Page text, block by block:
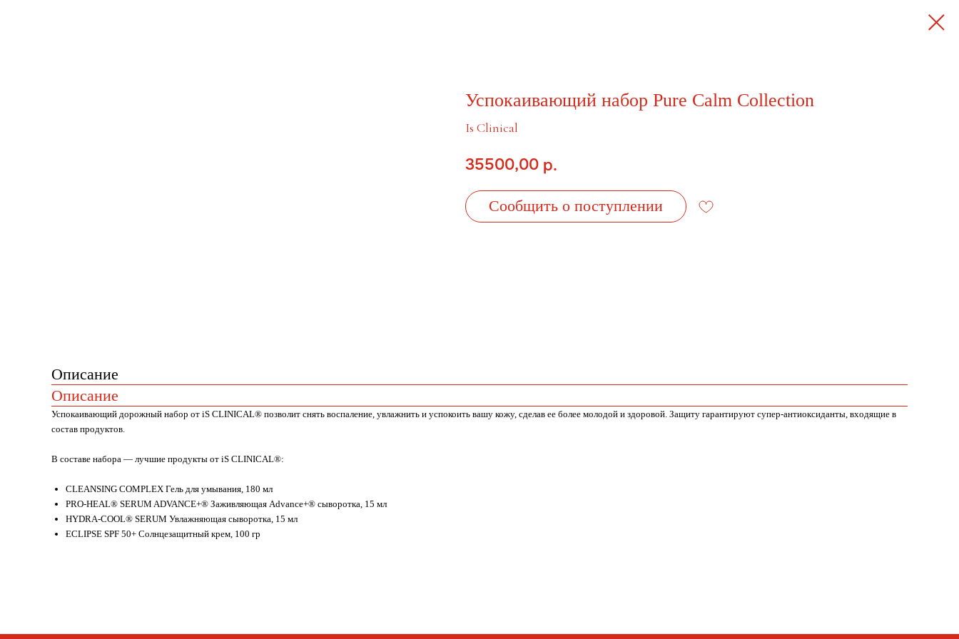
Успокаивающий набор Pure Calm Collection
Is Clinical
35500,00 р.
Сообщить о поступлении
Описание
Описание
Успокаивающий дорожный набор от iS CLINICAL® позволит снять воспаление, увлажнить и успокоить вашу кожу, сделав ее более молодой и здоровой. Защиту гарантируют супер-антиоксиданты, входящие в
состав продуктов.
В составе набора — лучшие продукты от iS CLINICAL®:
CLEANSING COMPLEX Гель для умывания, 180 мл
PRO-HEAL® SERUM ADVANCE+® Заживляющая Advance+® сыворотка, 15 мл
HYDRA-COOL® SERUM Увлажняющая сыворотка, 15 мл
ECLIPSE SPF 50+ Солнцезащитный крем, 100 гр